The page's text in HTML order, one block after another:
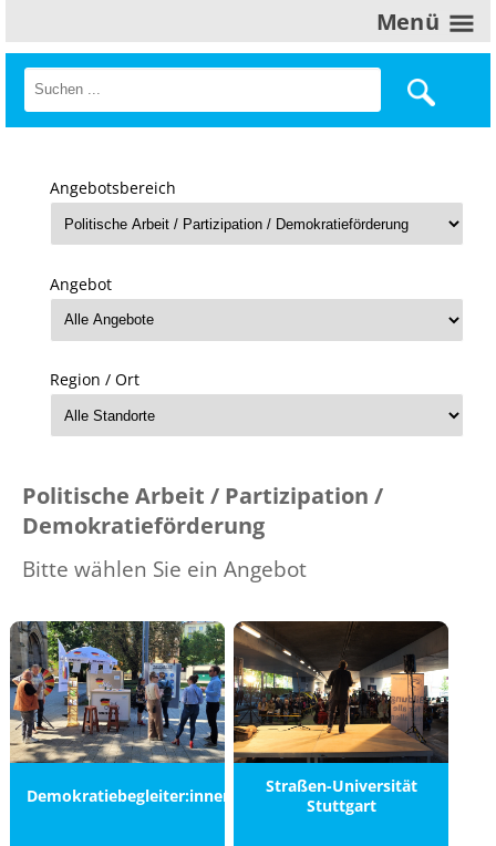
Menü
Angebotsbereich
Angebot
Region / Ort
Politische Arbeit / Partizipation /
Demokratieförderung
Bitte wählen Sie ein Angebot
Demokratiebegleiter:innen
Straßen-Universität
Stuttgart